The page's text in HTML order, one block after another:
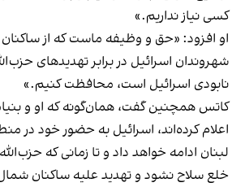
کسی نیاز نداریم.»
او افزود: «حق و وظیفه ماست که از
شهروندان اسرائیل در برابر تهدیدهای
نابودی اسرائیل است، محافظت کنیم.»
کاتس همچنین گفت، همان‌گونه که او و
اعلام کرده‌اند، اسرائیل به حضور خود در
لبنان ادامه خواهد داد و تا زمانی که
خلع سلاح نشود و تهدید علیه ساکنان شمال